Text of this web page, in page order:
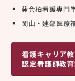
葵会柏看護専門
岡山・建部医療
看護キャリア
認定看護師教